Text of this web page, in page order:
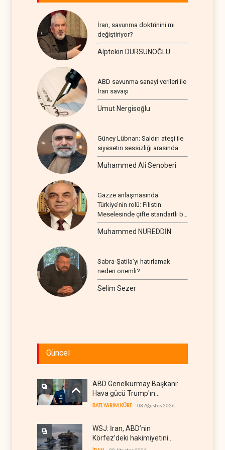
İran, savunma doktrinini mi
değiştiriyor?
Alptekin DURSUNOĞLU
ABD savunma sanayi verileri ile
İran savaşı
Umut Nergisoğlu
Güney Lübnan; Saldırı ateşi ile
siyasetin sessizliği arasında
Muhammed Ali Senoberi
Gazze anlaşmasında
Türkiye’nin rolü: Filistin
Meselesinde çifte standartlı bir
seyir
Muhammed NUREDDİN
Sabra-Şatila’yı hatırlamak
neden önemli?
Selim Sezer
Güncel
ABD Genelkurmay Başkanı:
Hava gücü Trump'ın
hedeflerine yetmez
BATI YARIM KÜRE 08 Ağustos 2026
WSJ: İran, ABD’nin
Körfez’deki hakimiyetini
sona erdiriyor